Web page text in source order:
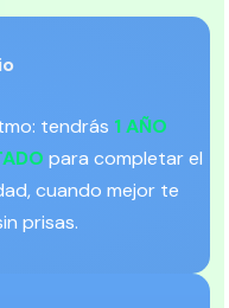
tendrás 1 AÑO
para completar el
cuando mejor te
prisas.